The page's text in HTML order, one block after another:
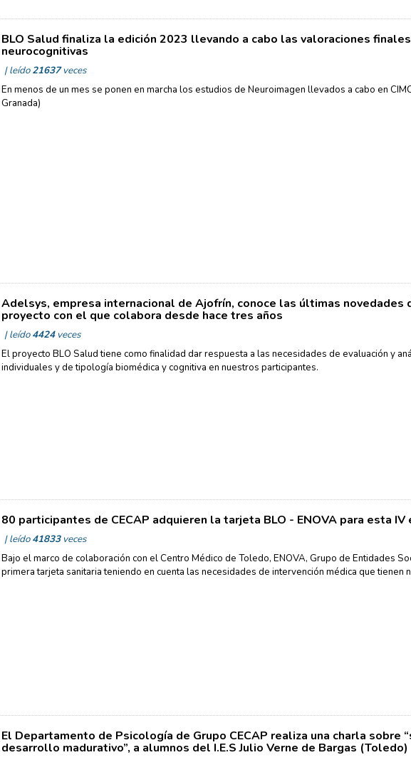
BLO Salud finaliza la edición 2023 llevando a cabo las valoraciones
neurocognitivas
| leído21637veces
En menos de un mes se ponen en marcha los estudios de Neuroimagen llevados a cabo en
Granada)
Adelsys, empresa internacional de Ajofrín, conoce las últimas novedades
proyecto con el que colabora desde hace tres años
| leído4424veces
El proyecto BLO Salud tiene como finalidad dar respuesta a las necesidades de evaluación y
individuales y de tipología biomédica y cognitiva en nuestros participantes.
80 participantes de CECAP adquieren la tarjeta BLO - ENOVA para esta IV
| leído41833veces
Bajo el marco de colaboración con el Centro Médico de Toledo, ENOVA, Grupo de Entidades
primera tarjeta sanitaria teniendo en cuenta las necesidades de intervención médica que tienen
El Departamento de Psicología de Grupo CECAP realiza una charla sobre
desarrollo madurativo”, a alumnos del I.E.S Julio Verne de Bargas (Toledo)